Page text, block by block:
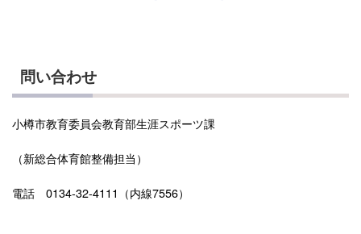
問い合わせ
小樽市教育委員会教育部生涯スポーツ課
（新総合体育館整備担当）
電話 0134-32-4111（内線7556）